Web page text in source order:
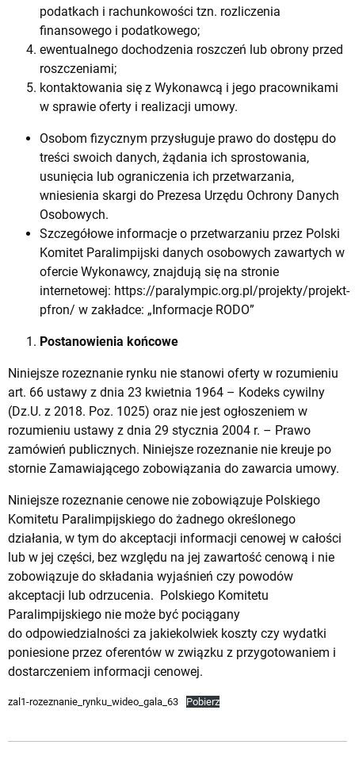
podatkach i rachunkowości tzn. rozliczenia
finansowego i podatkowego;
ewentualnego dochodzenia roszczeń lub obrony przed
roszczeniami;
kontaktowania się z Wykonawcą i jego pracownikami
w sprawie oferty i realizacji umowy.
Osobom fizycznym przysługuje prawo do dostępu do
treści swoich danych, żądania ich sprostowania,
usunięcia lub ograniczenia ich przetwarzania,
wniesienia skargi do Prezesa Urzędu Ochrony Danych
Osobowych.
Szczegółowe informacje o przetwarzaniu przez Polski
Komitet Paralimpijski danych osobowych zawartych w
ofercie Wykonawcy, znajdują się na stronie
internetowej: https://paralympic.org.pl/projekty/projekt-
pfron/ w zakładce: „Informacje RODO”
Postanowienia końcowe
Niniejsze rozeznanie rynku nie stanowi oferty w rozumieniu
art. 66 ustawy z dnia 23 kwietnia 1964 – Kodeks cywilny
(Dz.U. z 2018. Poz. 1025) oraz nie jest ogłoszeniem w
rozumieniu ustawy z dnia 29 stycznia 2004 r. – Prawo
zamówień publicznych. Niniejsze rozeznanie nie kreuje po
stornie Zamawiającego zobowiązania do zawarcia umowy.
Niniejsze rozeznanie cenowe nie zobowiązuje Polskiego
Komitetu Paralimpijskiego do żadnego określonego
działania, w tym do akceptacji informacji cenowej w całości
lub w jej części, bez względu na jej zawartość cenową i nie
zobowiązuje do składania wyjaśnień czy powodów
akceptacji lub odrzucenia. Polskiego Komitetu
Paralimpijskiego nie może być pociągany
do odpowiedzialności za jakiekolwiek koszty czy wydatki
poniesione przez oferentów w związku z przygotowaniem i
dostarczeniem informacji cenowej.
zal1-rozeznanie_rynku_wideo_gala_63 Pobierz